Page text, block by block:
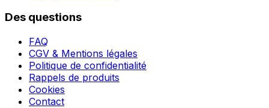
Des questions
FAQ
CGV & Mentions légales
Politique de confidentialité
Rappels de produits
Cookies
Contact